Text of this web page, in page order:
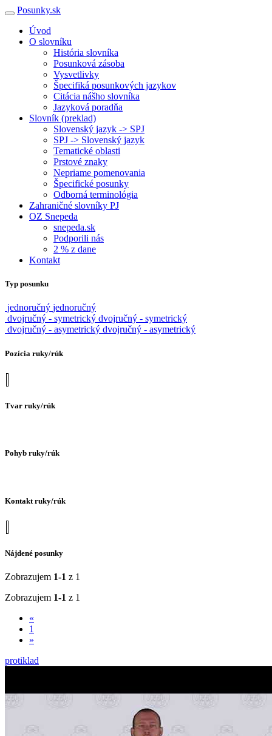
Posunky.sk
Úvod
O slovníku
História slovníka
Posunková zásoba
Vysvetlivky
Špecifiká posunkových jazykov
Citácia nášho slovníka
Jazyková poradňa
Slovník (preklad)
Slovenský jazyk -> SPJ
SPJ -> Slovenský jazyk
Tematické oblasti
Prstové znaky
Nepriame pomenovania
Špecifické posunky
Odborná terminológia
Zahraničné slovníky PJ
OZ Snepeda
snepeda.sk
Podporili nás
2 % z dane
Kontakt
Typ posunku
jednoručný jednoručný
dvojručný - symetrický dvojručný - symetrický
dvojručný - asymetrický dvojručný - asymetrický
Pozícia ruky/rúk
Tvar ruky/rúk
Pohyb ruky/rúk
Kontakt ruky/rúk
Nájdené posunky
Zobrazujem 1-1 z 1
Zobrazujem 1-1 z 1
«
1
»
protiklad